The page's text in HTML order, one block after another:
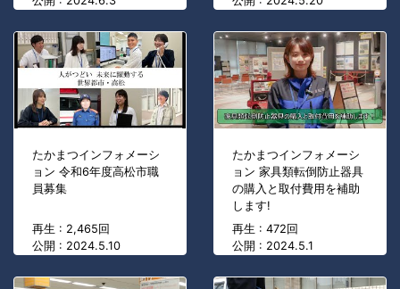
たかまつインフォメーシ
ョン 令和6年度高松市職
員募集
再生 : 2,465回
公開 : 2024.5.10
たかまつインフォメーシ
ョン 家具類転倒防止器具
の購入と取付費用を補助
します!
再生 : 472回
公開 : 2024.5.1